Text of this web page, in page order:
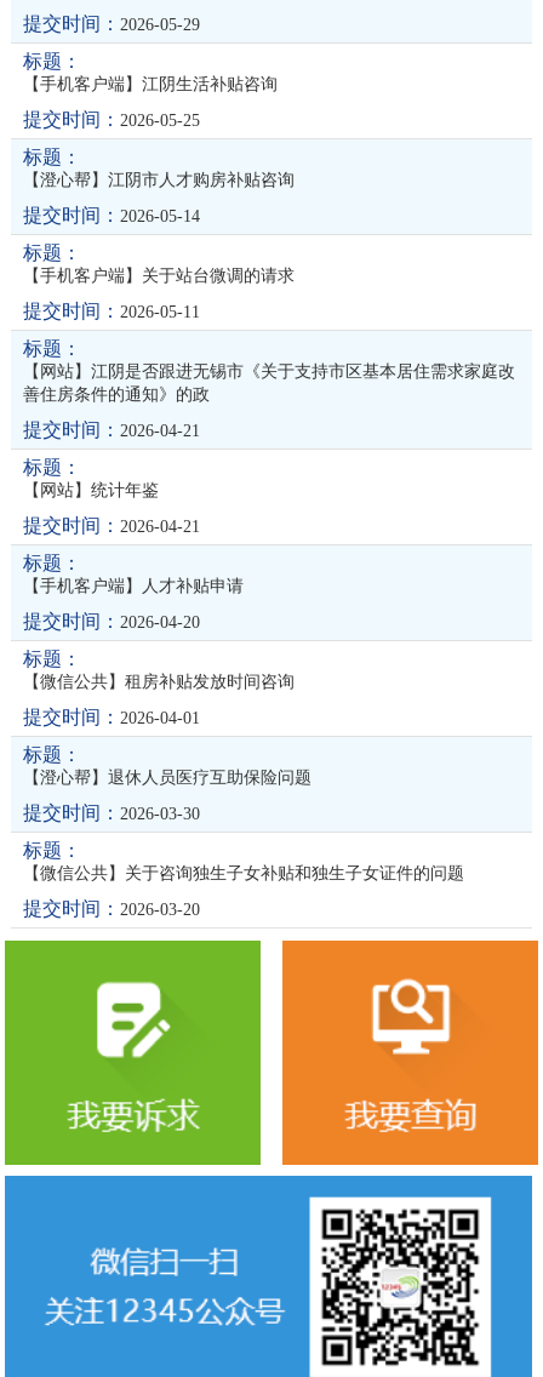
2026-05-29
【手机客户端】江阴生活补贴咨询
2026-05-25
【澄心帮】江阴市人才购房补贴咨询
2026-05-14
【手机客户端】关于站台微调的请求
2026-05-11
【网站】江阴是否跟进无锡市《关于支持市区基本居住需求家庭改
善住房条件的通知》的政
2026-04-21
【网站】统计年鉴
2026-04-21
【手机客户端】人才补贴申请
2026-04-20
【微信公共】租房补贴发放时间咨询
2026-04-01
【澄心帮】退休人员医疗互助保险问题
2026-03-30
【微信公共】关于咨询独生子女补贴和独生子女证件的问题
2026-03-20